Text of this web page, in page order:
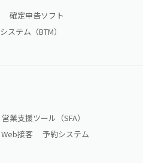
確定申告ソフト
ステム（BTM）
営業支援ツール（SFA）
Web接客
予約システム